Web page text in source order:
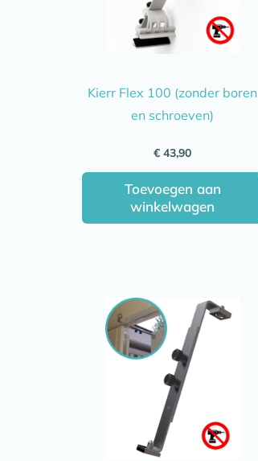
Kierr Flex 100 (zonder boren
en schroeven)
€ 43,90
Toevoegen aan
winkelwagen